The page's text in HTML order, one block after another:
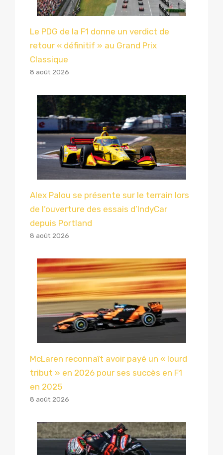
Le PDG de la F1 donne un verdict de
retour « définitif » au Grand Prix
Classique
8 août 2026
Alex Palou se présente sur le terrain lors
de l’ouverture des essais d’IndyCar
depuis Portland
8 août 2026
McLaren reconnaît avoir payé un « lourd
tribut » en 2026 pour ses succès en F1
en 2025
8 août 2026